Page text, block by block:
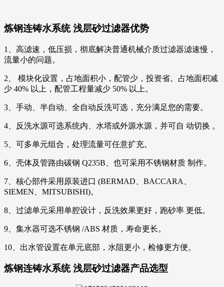
炼钢连铸水系统 浅层砂过滤器优势
1、高滤速，低压损，彻底解决普通机械介质过滤器滤速慢，
流量小的问题。
2、 模块化设置，占地面积小，配管少，投资省。占地面积减
少 40% 以上，配管工程量减少 50% 以上。
3、手动、半自动、全自动反洗可选，充分满足您的需要。
4、反洗水源可选系统内、水塔或外源水源，并可自 动切换 。
5、可多单元组合，处理流量可任意扩充。
6、壳体及管路由碳钢 Q235B、也可采用不锈钢材质 制作。
7、核心部件采用原装进口 (BERMAD、BACCARA、
SIEMEN、MITSUBISHI)。
8、过滤单元采用单腔设计，反洗效果更好，跑砂率 更低。
9、集水器可选不锈钢 /ABS 材质，寿命更长。
10、出水管设置在单元底部，水阻更小，检修更方便。
炼钢连铸水系统 浅层砂过滤器产品选型